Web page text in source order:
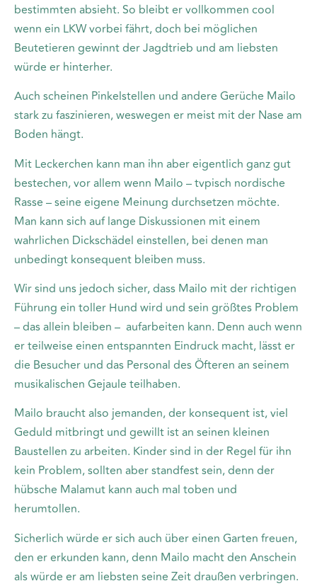
bestimmten absieht. So bleibt er vollkommen cool
wenn ein LKW vorbei fährt, doch bei möglichen
Beutetieren gewinnt der Jagdtrieb und am liebsten
würde er hinterher.
Auch scheinen Pinkelstellen und andere Gerüche Mailo
stark zu faszinieren, weswegen er meist mit der Nase am
Boden hängt.
Mit Leckerchen kann man ihn aber eigentlich ganz gut
bestechen, vor allem wenn Mailo – tvpisch nordische
Rasse – seine eigene Meinung durchsetzen möchte.
Man kann sich auf lange Diskussionen mit einem
wahrlichen Dickschädel einstellen, bei denen man
unbedingt konsequent bleiben muss.
Wir sind uns jedoch sicher, dass Mailo mit der richtigen
Führung ein toller Hund wird und sein größtes Problem
– das allein bleiben – aufarbeiten kann. Denn auch wenn
er teilweise einen entspannten Eindruck macht, lässt er
die Besucher und das Personal des Öfteren an seinem
musikalischen Gejaule teilhaben.
Mailo braucht also jemanden, der konsequent ist, viel
Geduld mitbringt und gewillt ist an seinen kleinen
Baustellen zu arbeiten. Kinder sind in der Regel für ihn
kein Problem, sollten aber standfest sein, denn der
hübsche Malamut kann auch mal toben und
herumtollen.
Sicherlich würde er sich auch über einen Garten freuen,
den er erkunden kann, denn Mailo macht den Anschein
als würde er am liebsten seine Zeit draußen verbringen.